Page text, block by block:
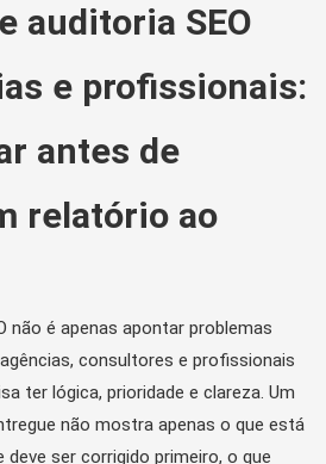
auditoria SEO
e profissionais:
antes de
relatório ao
não é apenas apontar problemas
consultores e profissionais
ter lógica, prioridade e clareza. Um
não mostra apenas o que está
ser corrigido primeiro, o que